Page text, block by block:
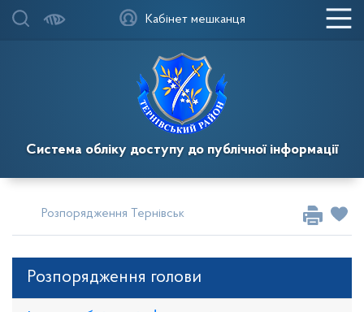
Система обліку доступу до публічної інформації
Кабінет мешканця
Розпорядження Тернівського районного голови
Розпорядження голови